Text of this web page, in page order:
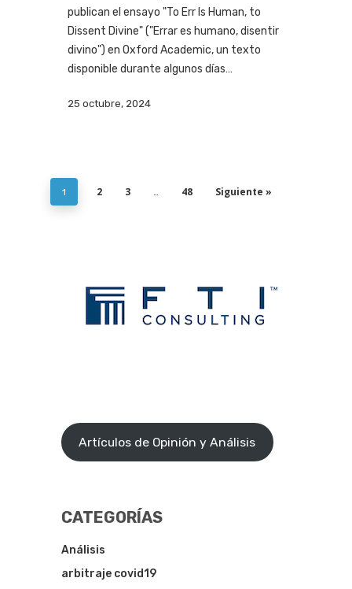
publican el ensayo "To Err Is Human, to
Dissent Divine" ("Errar es humano, disentir
divino") en Oxford Academic, un texto
disponible durante algunos días…
25 octubre, 2024
1 2 3 … 48 Siguiente »
Artículos de Opinión y Análisis
CATEGORÍAS
Análisis
arbitraje covid19